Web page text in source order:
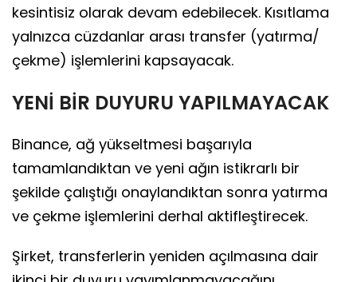
kesintisiz olarak devam edebilecek. Kısıtlama
yalnızca cüzdanlar arası transfer (yatırma/
çekme) işlemlerini kapsayacak.
YENİ BİR DUYURU YAPILMAYACAK
Binance, ağ yükseltmesi başarıyla
tamamlandıktan ve yeni ağın istikrarlı bir
şekilde çalıştığı onaylandıktan sonra yatırma
ve çekme işlemlerini derhal aktifleştirecek.
Şirket, transferlerin yeniden açılmasına dair